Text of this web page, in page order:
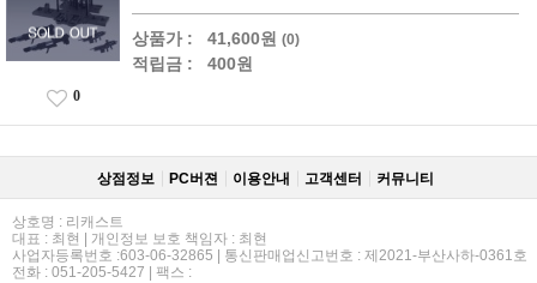
상품가 : 41,600원 (0)
적립금 : 400원
0
상점정보 PC버젼 이용안내 고객센터 커뮤니티
상호명 : 리캐스트
대표 : 최현 | 개인정보 보호 책임자 : 최현
사업자등록번호 :603-06-32865 | 통신판매업신고번호 : 제2021-부산사하-0361호
전화 : 051-205-5427 | 팩스 :